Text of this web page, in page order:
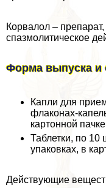
Корвалол –
спазмолитическое
Форма выпуска и
Капли для
флаконах-
картонной
Таблетки, по 10
упаковках, в
Действующие